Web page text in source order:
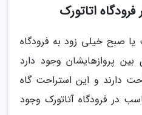
اتاتورک
یا صبح خیلی زود به فرودگاه
پروازهایشان وجود دارد
دارند و این استراحت گاه
در فرودگاه آتاتورک وجود